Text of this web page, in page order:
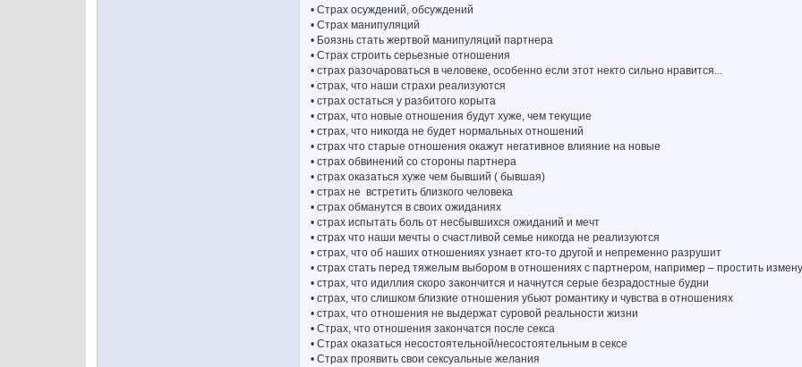
• Страх осуждений, обсуждений
• Страх манипуляций
• Боязнь стать жертвой манипуляций партнера
• Страх строить серьезные отношения
• страх разочароваться в человеке, особенно если этот некто сильно нравится...
• страх, что наши страхи реализуются
• страх остаться у разбитого корыта
• страх, что новые отношения будут хуже, чем текущие
• страх, что никогда не будет нормальных отношений
• страх что старые отношения окажут негативное влияние на новые
• страх обвинений со стороны партнера
• страх оказаться хуже чем бывший ( бывшая)
• страх не встретить близкого человека
• страх обманутся в своих ожиданиях
• страх испытать боль от несбывшихся ожиданий и мечт
• страх что наши мечты о счастливой семье никогда не реализуются
• страх, что об наших отношениях узнает кто-то другой и непременно разрушит
• страх стать перед тяжелым выбором в отношениях с партнером, например – простить
• страх, что идиллия скоро закончится и начнутся серые безрадостные будни
• страх, что слишком близкие отношения убьют романтику и чувства в отношениях
• страх, что отношения не выдержат суровой реальности жизни
• Страх, что отношения закончатся после секса
• Страх оказаться несостоятельной/несостоятельным в сексе
• Страх проявить свои сексуальные желания